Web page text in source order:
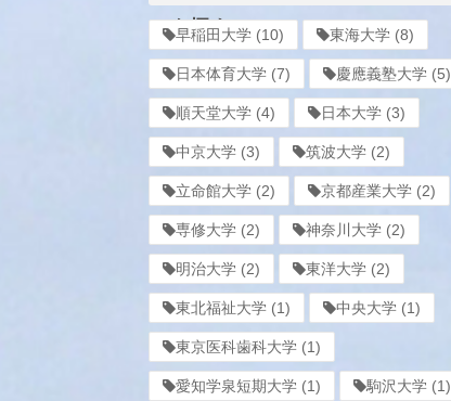
を探す
早稲田大学 (10) 東海大学 (8)
日本体育大学 (7) 慶應義塾大学 (5)
順天堂大学 (4) 日本大学 (3)
中京大学 (3) 筑波大学 (2)
立命館大学 (2) 京都産業大学 (2)
専修大学 (2) 神奈川大学 (2)
明治大学 (2) 東洋大学 (2)
東北福祉大学 (1) 中央大学 (1)
東京医科歯科大学 (1)
愛知学泉短期大学 (1) 駒沢大学 (1)